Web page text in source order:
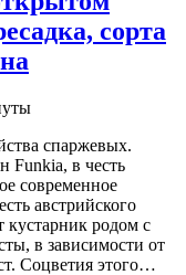
сорта
спаржевых.
Funkia, в честь
современное
австрийского
кустарник родом с
в зависимости от
Соцветия этого…